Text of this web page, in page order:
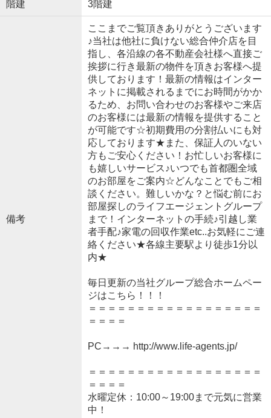
階建 3階建
備考
ここまでご覧頂きありがとうございます
♪当社は他社に負けない総合仲介店を目
指し、各沿線の各不動産会社様へ直接ご
挨拶に行き最新の物件を頂きお客様へ提
供しております！最新の情報はインター
ネットに掲載されるまでにお時間がかか
るため、お問い合わせのお客様やご来店
のお客様には最新の情報を提供すること
が可能です☆初期費用の分割払いにも対
応しております★また、保証人のいない
方もご安心ください！お忙しいお客様に
も嬉しいサービス♪いつでも首都圏全域
のお部屋をご案内☆どんなことでもご相
談ください。難しいかな？と悩む前にお
部屋探しのライフエージェントグループ
まで！インターネットの手続♪引越し業
者手配♪家電の回収作業etc..お気軽にご連
絡ください★各線主要駅より徒歩1分以
内★
毎日更新の当社グループ総合ホームペー
ジはこちら！！！
＝＝＝＝＝＝＝＝＝＝＝＝＝＝＝＝＝＝
＝＝＝＝
PC→→→ http://www.life-agents.jp/
＝＝＝＝＝＝＝＝＝＝＝＝＝＝＝＝＝＝
＝＝＝＝
水曜定休：10:00～19:00まで元気に営業
中！